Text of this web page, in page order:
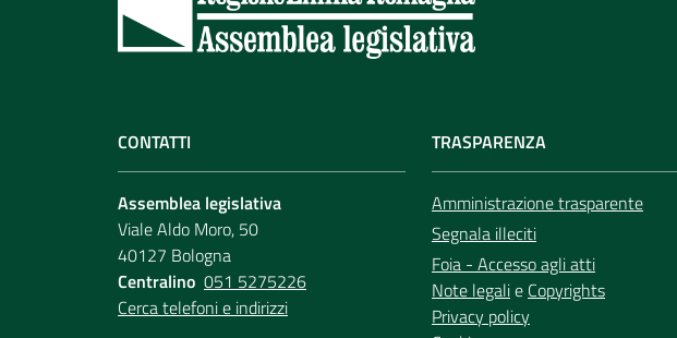
CONTATTI
Assemblea legislativa
Viale Aldo Moro, 50
40127 Bologna
Centralino 051 5275226
Cerca telefoni e indirizzi
TRASPARENZA
Amministrazione trasparente
Segnala illeciti
Foia - Accesso agli atti
Note legalie Copyrights
Privacy policy